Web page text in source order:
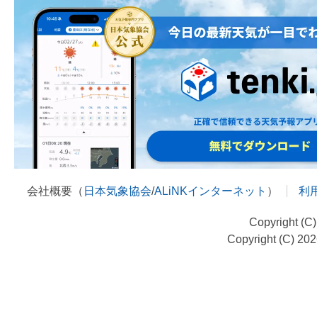
会社概要（ 日本気象協会/ALiNKインターネット ） 利
Copyright
Copyright (C)